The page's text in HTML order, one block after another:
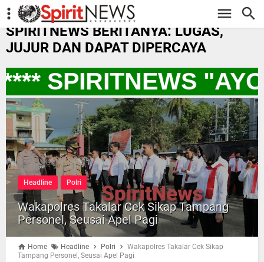
-->
SPIRITNEWS BERITANYA: LUGAS,
JUJUR DAN DAPAT DIPERCAYA
SPIRITNEWS "AYO
Headline Polri
Wakapolres Takalar Cek Sikap Tampang
Personel, Seusai Apel Pagi
Home Headline Polri
Wakapolres Takalar Cek Sikap
Tampang Personel, Seusai Apel Pagi